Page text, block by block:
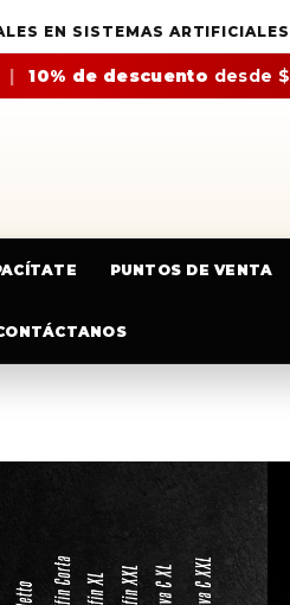
EN SISTEMAS
| 10% de descuento desde
PUNTOS DE VENTA
EXTENSIÓN
referencia y